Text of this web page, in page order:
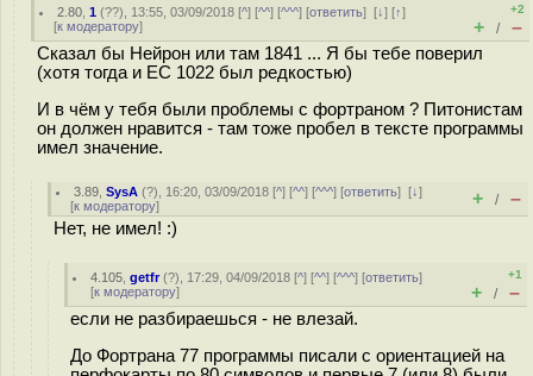
2.80 ,1 (??), 13:55, 03/09/2018 [^] [^^] [^^^] [ответить][↓] [↑]
[к модератору]
+2
+ / –
Сказал бы Нейрон или там 1841 ... Я бы тебе поверил
(хотя тогда и ЕС 1022 был редкостью)
И в чём у тебя были проблемы с фортраном ? Питонистам
он должен нравится - там тоже пробел в тексте программы
имел значение.
3.89 ,SysA (?), 16:20, 03/09/2018 [^] [^^] [^^^] [ответить][↓]
[к модератору] + / –
Нет, не имел! :)
4.105 ,getfr(?), 17:29, 04/09/2018 [^] [^^] [^^^] [ответить]
[к модератору]
+1
+ / –
если не разбираешься - не влезай.
До Фортрана 77 программы писали с ориентацией на